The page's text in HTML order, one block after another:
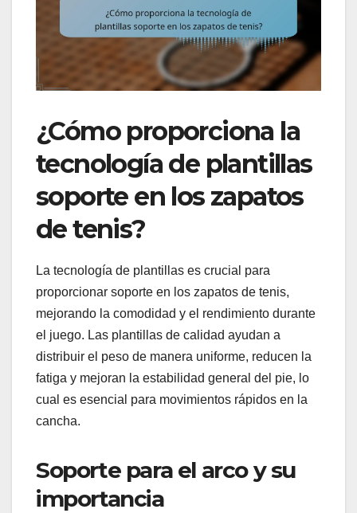
¿Cómo proporciona la
tecnología de plantillas
soporte en los zapatos
de tenis?
La tecnología de plantillas es crucial para
proporcionar soporte en los zapatos de tenis,
mejorando la comodidad y el rendimiento durante
el juego. Las plantillas de calidad ayudan a
distribuir el peso de manera uniforme, reducen la
fatiga y mejoran la estabilidad general del pie, lo
cual es esencial para movimientos rápidos en la
cancha.
Soporte para el arco y su
importancia